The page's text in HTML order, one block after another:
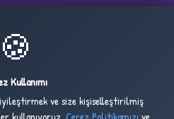
1,031,832
🍪
Kullanımı
ve size kişiselleştirilmiş